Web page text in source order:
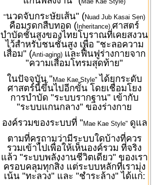
"นวดจับกระษัยเส้น" (Nuad Jub Kasai Sen)
คือมรดกสืบทอด ( Inheritance) ศาสตร์
บำบัดชั้นสูงของไทยโบราณที่เคยสงวน
ไว้สำหรับชนชั้นสูง เพื่อ "ชะลอความ
เสื่อม" (Anti-aging) และฟื้นฟูร่างกายจาก
"ความเสื่อมโทรมสุดท้าย"
ในปัจจุบัน " Mae Kae Style" ได้ยกระดับ
ศาสตร์นี้ขึ้นไปอีกขั้น โดยเชื่อมโยง
การบำบัด "ระบบรากฐาน" เข้ากับ
"ระบบแกนกลาง" ของร่างกาย
องค์รวมของระบบที่ " Mae Kae Style" ดูแล
ตามที่ครูถามว่ามีระบบใดบ้างที่ควร
รวมเข้าไปเพื่อให้เห็นองค์รวม ที่จริง
แล้ว "ระบบพลังงานชีวิตเดียว" ของเรา
ครอบคลุมทุกสิ่ง แต่ระบบหลักที่เรามุ่ง
เน้น "ทะลวง" และ "ชำระล้าง" ได้แก่: